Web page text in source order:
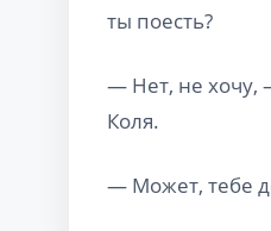
ты поесть?
— Нет, не хочу,
Коля.
— Может, тебе